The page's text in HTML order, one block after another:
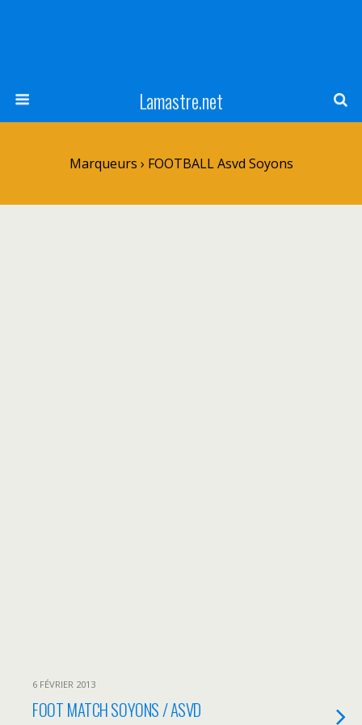
Lamastre.net
Marqueurs › FOOTBALL Asvd Soyons
6 FÉVRIER 2013
FOOT MATCH SOYONS / ASVD